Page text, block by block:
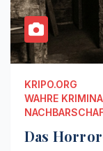
KRIPO.ORG
WAHRE
Das